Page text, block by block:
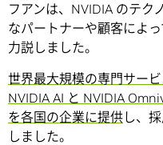
フアンは、NVIDIA のテク
なパートナーや顧客によ
力説しました。
世界最大規模の専門サー
NVIDIA AI と NVIDIA
を各国の企業に提供し、
しました。